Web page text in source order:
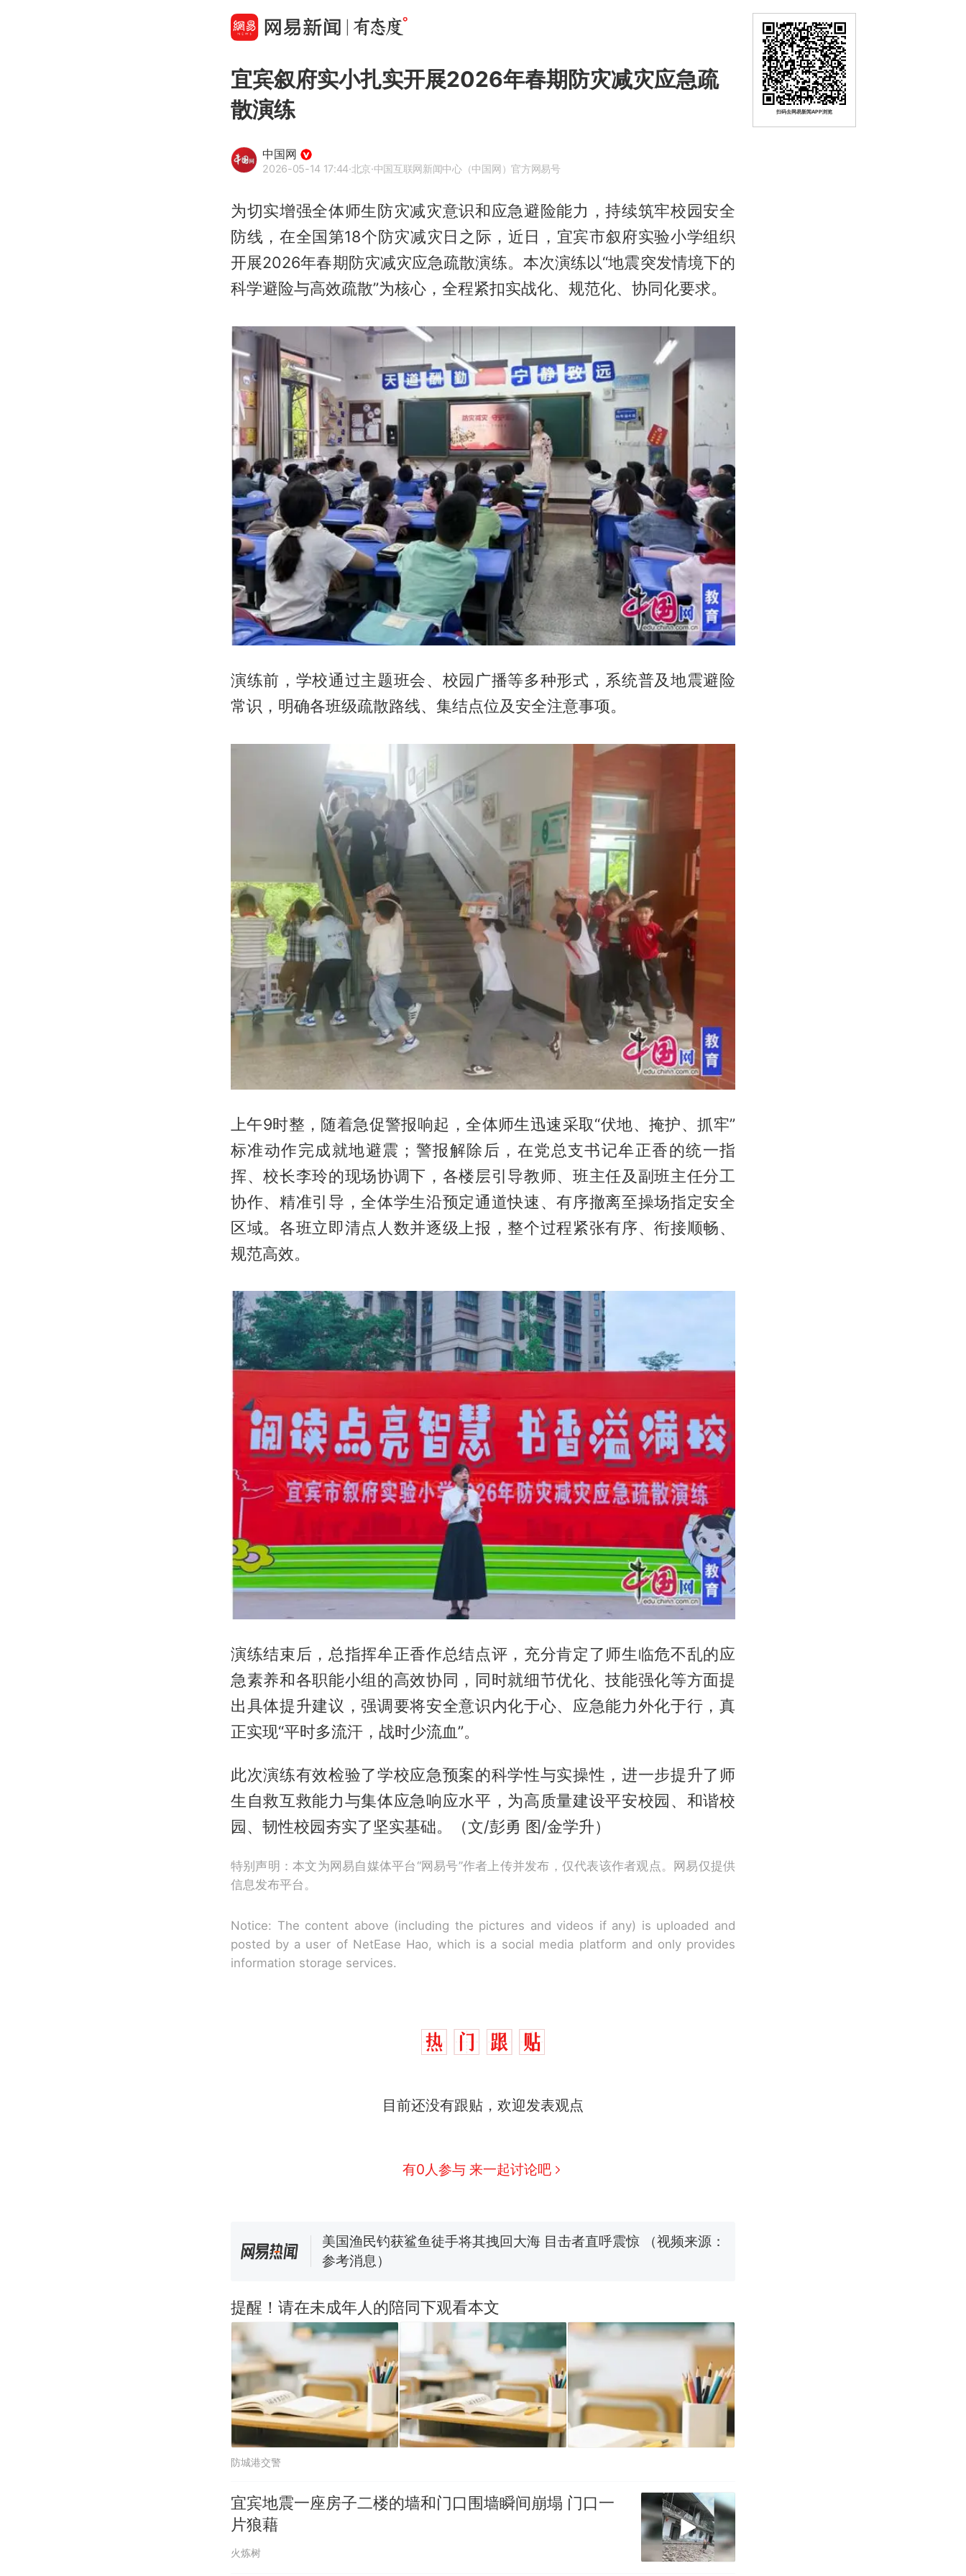
宜宾叙府实小扎实开展2026年春期防灾减灾应急疏
散演练
中国网
2026-05-14 17:44·北京·中国互联网新闻中心（中国网）官方网易号
为切实增强全体师生防灾减灾意识和应急避险能力，持续筑牢校园安全
防线，在全国第18个防灾减灾日之际，近日，宜宾市叙府实验小学组织
开展2026年春期防灾减灾应急疏散演练。本次演练以“地震突发情境下的
科学避险与高效疏散”为核心，全程紧扣实战化、规范化、协同化要求。
演练前，学校通过主题班会、校园广播等多种形式，系统普及地震避险
常识，明确各班级疏散路线、集结点位及安全注意事项。
上午9时整，随着急促警报响起，全体师生迅速采取“伏地、掩护、抓牢”
标准动作完成就地避震；警报解除后，在党总支书记牟正香的统一指
挥、校长李玲的现场协调下，各楼层引导教师、班主任及副班主任分工
协作、精准引导，全体学生沿预定通道快速、有序撤离至操场指定安全
区域。各班立即清点人数并逐级上报，整个过程紧张有序、衔接顺畅、
规范高效。
演练结束后，总指挥牟正香作总结点评，充分肯定了师生临危不乱的应
急素养和各职能小组的高效协同，同时就细节优化、技能强化等方面提
出具体提升建议，强调要将安全意识内化于心、应急能力外化于行，真
正实现“平时多流汗，战时少流血”。
此次演练有效检验了学校应急预案的科学性与实操性，进一步提升了师
生自救互救能力与集体应急响应水平，为高质量建设平安校园、和谐校
园、韧性校园夯实了坚实基础。（文/彭勇 图/金学升）
特别声明：本文为网易自媒体平台“网易号”作者上传并发布，仅代表该作者观点。网易仅提供
信息发布平台。
Notice: The content above (including the pictures and videos if any) is uploaded and
posted by a user of NetEase Hao, which is a social media platform and only provides
information storage services.
目前还没有跟贴，欢迎发表观点
有0人参与 来一起讨论吧
那个在床头放菜刀的女孩，因老师一句“跟我回家”改写了人生
制裁瓜子饺子，美国怕什么？
男子上山采菌偶然发现鸡枞菌窝，原地守1天等它长大：挖了140多
笔试第一被第二名传话劝弃考 官方通报
提醒！请在未成年人的陪同下观看本文
防城港交警
宜宾地震一座房子二楼的墙和门口围墙瞬间崩塌 门口一
片狼藉
火炼树
扫码去网易新闻APP浏览